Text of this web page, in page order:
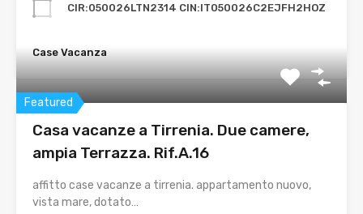
CIR:050026LTN2314 CIN:IT050026C2EJFH2HOZ
Case Vacanza
Featured
Casa vacanze a Tirrenia. Due camere,
ampia Terrazza. Rif.A.16
affitto case vacanze a tirrenia. appartamento nuovo,
vista mare, dotato…